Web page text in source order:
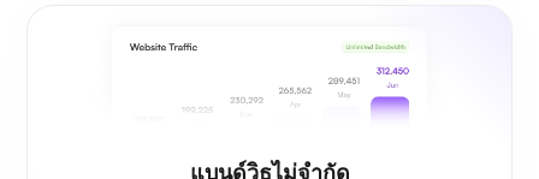
แบนด์วิธไม่จำกัด